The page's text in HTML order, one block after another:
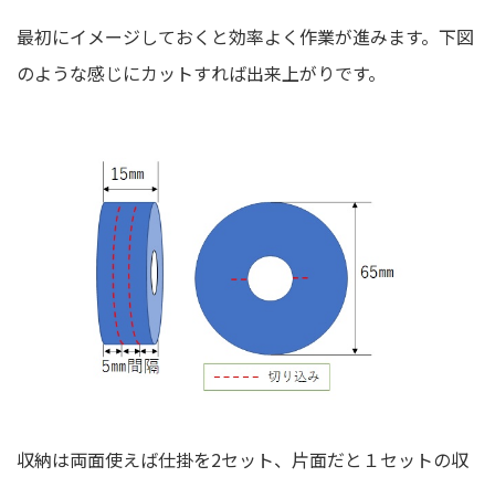
最初にイメージしておくと効率よく作業が進みます。下図
のような感じにカットすれば出来上がりです。
収納は両面使えば仕掛を2セット、片面だと１セットの収